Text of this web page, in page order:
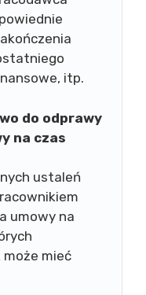
itp.
do odprawy
na czas
ustaleń
umowy na
mieć